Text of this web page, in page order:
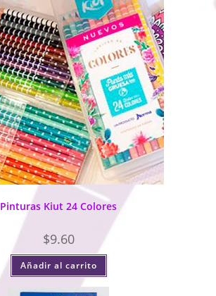
Pinturas Kiut 24 Colores
$9.60
Añadir al carrito